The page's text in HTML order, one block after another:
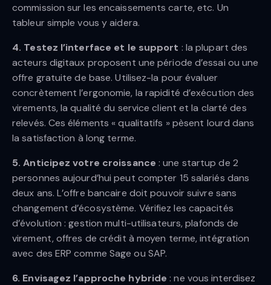
commission sur les encaissements carte, etc. Un
tableur simple vous y aidera.
4. Testez l’interface et le support : la plupart des
acteurs digitaux proposent une période d’essai ou une
offre gratuite de base. Utilisez-la pour évaluer
concrètement l’ergonomie, la rapidité d’exécution des
virements, la qualité du service client et la clarté des
relevés. Ces éléments « qualitatifs » pèsent lourd dans
la satisfaction à long terme.
5. Anticipez votre croissance : une startup de 2
personnes aujourd’hui peut compter 15 salariés dans
deux ans. L’offre bancaire doit pouvoir suivre sans
changement d’écosystème. Vérifiez les capacités
d’évolution : gestion multi-utilisateurs, plafonds de
virement, offres de crédit à moyen terme, intégration
avec des ERP comme Sage ou SAP.
6. Envisagez l’approche hybride : ne vous interdisez